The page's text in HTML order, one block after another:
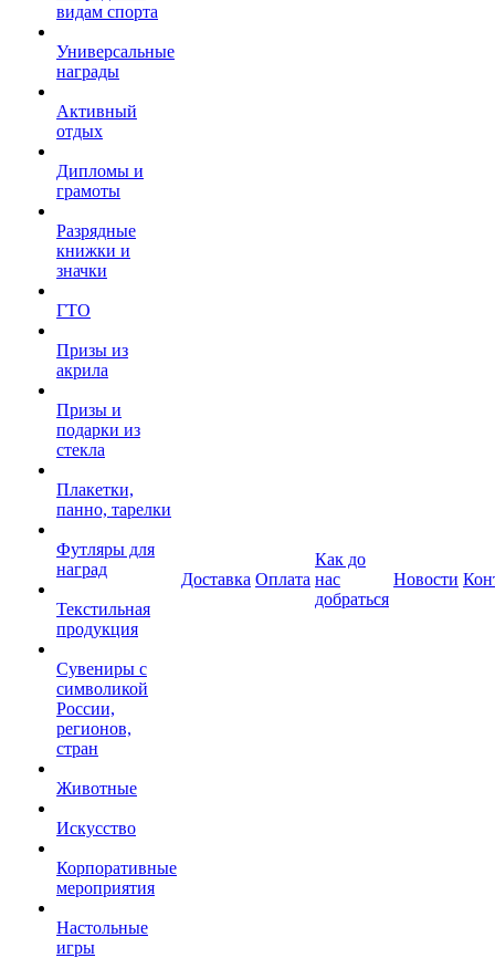
видам спорта
Универсальные
награды
Активный
отдых
Дипломы и
грамоты
Разрядные
книжки и
значки
ГТО
Призы из
акрила
Призы и
подарки из
стекла
Плакетки,
панно, тарелки
Футляры для
наград
Текстильная
продукция
Сувениры с
символикой
России,
регионов,
стран
Животные
Искусство
Корпоративные
мероприятия
Настольные
игры
Доставка Оплата
Как до
нас
добраться
Новости